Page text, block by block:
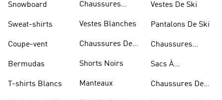
Snowboard
Sweat-shirts
Coupe-vent
Bermudas
T-shirts Blancs
Chaussures
Vestes Blanches
Chaussures De
Shorts Noirs
Manteaux
Vestes De Ski
Pantalons De Ski
Chaussures
Sacs À
Chaussures De